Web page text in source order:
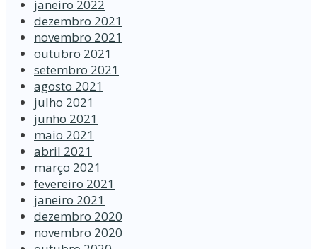
janeiro 2022
dezembro 2021
novembro 2021
outubro 2021
setembro 2021
agosto 2021
julho 2021
junho 2021
maio 2021
abril 2021
março 2021
fevereiro 2021
janeiro 2021
dezembro 2020
novembro 2020